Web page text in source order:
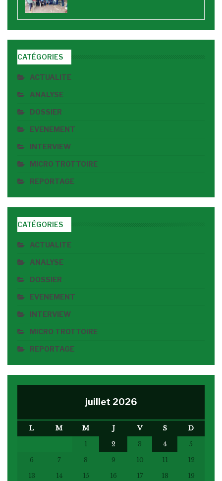
CATÉGORIES
ACTUALITE
ANALYSE
DOSSIER
EVENEMENT
INTERVIEW
MICRO TROTTOIRE
REPORTAGE
CATÉGORIES
ACTUALITE
ANALYSE
DOSSIER
EVENEMENT
INTERVIEW
MICRO TROTTOIRE
REPORTAGE
juillet 2026
L M M J V S
D
1
2 3 4
5
6
7 8 9 10 11
12
13
14 15 16 17 18
19